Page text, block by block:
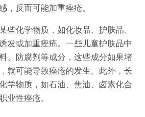
，反而可能加重痤疮。
些化学物质，如化妆品、护肤品、
发或加重痤疮。一些儿童护肤品中
、防腐剂等成分，这些成分如果堵
就可能导致痤疮的发生。此外，长
学物质，如石油、焦油、卤素化合
业性痤疮。